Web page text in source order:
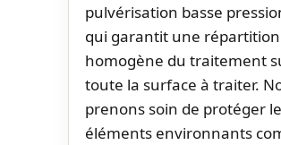
pulvérisation basse
qui garantit une répartition
homogène du traitement
toute la surface à traiter.
prenons soin de protéger
éléments environnants